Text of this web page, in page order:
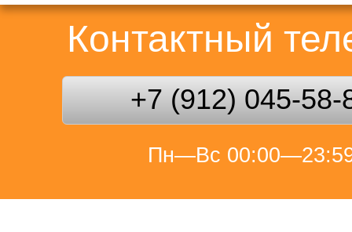
Контактный
+7 (912) 045-58-
Пн—Вс